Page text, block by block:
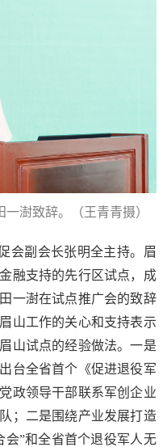
澍致辞。（王青青摄）
会副会长张明全主持。眉
融支持的先行区试点，成
一澍在试点推广会的致辞
山工作的关心和支持表示
山试点的经验做法。一是
台全省首个《促进退役军
政领导干部联系军创企业
；二是围绕产业发展打造
会”和全省首个退役军人无